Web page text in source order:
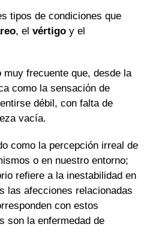
tipos de condiciones que
, el vértigo y el
frecuente que, desde la
como la sensación de
débil, con falta de
vacía.
como la percepción irreal de
o en nuestro entorno;
refiere a la inestabilidad en
las afecciones relacionadas
con estos
son la enfermedad de